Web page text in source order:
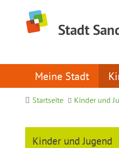
Stadt
Meine Stadt
Startseite Kinder und
Kinder und Jugend